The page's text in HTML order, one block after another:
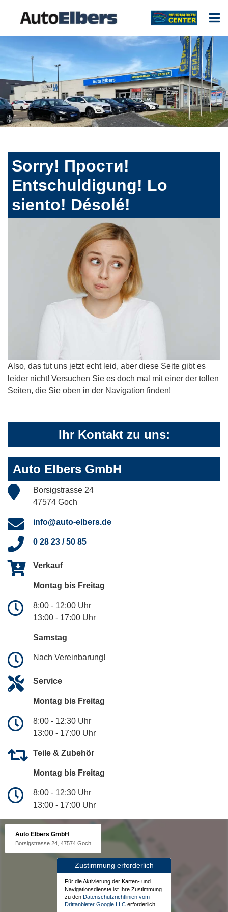
Sorry! Прости!
Entschuldigung! Lo
siento! Désolé!
Also, das tut uns jetzt echt leid, aber diese Seite gibt es
leider nicht! Versuchen Sie es doch mal mit einer der tollen
Seiten, die Sie oben in der Navigation finden!
Ihr Kontakt zu uns:
Auto Elbers GmbH
Borsigstrasse 24
47574 Goch
info@auto-elbers.de
0 28 23 / 50 85
Verkauf
Montag bis Freitag
8:00 - 12:00 Uhr
13:00 - 17:00 Uhr
Samstag
Nach Vereinbarung!
Service
Montag bis Freitag
8:00 - 12:30 Uhr
13:00 - 17:00 Uhr
Teile & Zubehör
Montag bis Freitag
8:00 - 12:30 Uhr
13:00 - 17:00 Uhr
Auto Elbers GmbH
Borsigstrasse 24, 47574 Goch
Zustimmung erforderlich
Für die Aktivierung der Karten- und
Navigationsdienste ist Ihre Zustimmung
zu den Datenschutzrichtlinien vom
Drittanbieter Google LLC erforderlich.